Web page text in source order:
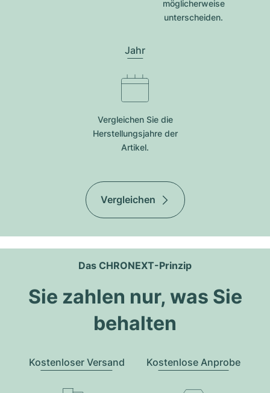
möglicherweise
unterscheiden.
Jahr
Vergleichen Sie die
Herstellungsjahre der
Artikel.
Vergleichen
Das CHRONEXT-Prinzip
Sie zahlen nur, was Sie
behalten
Kostenloser Versand Kostenlose Anprobe